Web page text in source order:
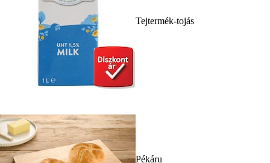
Tejtermék-tojás
Pékáru